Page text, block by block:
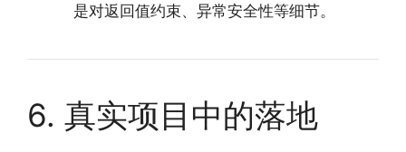
是对返回值约束、异常安全性等细节。
6. 真实项目中的落地